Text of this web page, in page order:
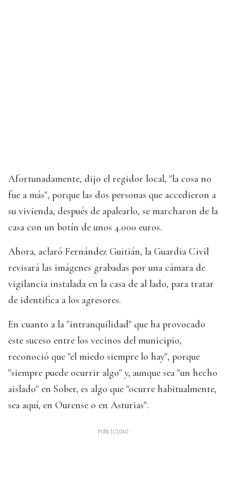
Afortunadamente, dijo el regidor local, "la cosa no
fue a más", porque las dos personas que accedieron a
su vivienda, después de apalearlo, se marcharon de la
casa con un botín de unos 4.000 euros.
Ahora, aclaró Fernández Guitián, la Guardia Civil
revisará las imágenes grabadas por una cámara de
vigilancia instalada en la casa de al lado, para tratar
de identifica a los agresores.
En cuanto a la "intranquilidad" que ha provocado
este suceso entre los vecinos del municipio,
reconoció que "el miedo siempre lo hay", porque
"siempre puede ocurrir algo" y, aunque sea "un hecho
aislado" en Sober, es algo que "ocurre habitualmente,
sea aquí, en Ourense o en Asturias".